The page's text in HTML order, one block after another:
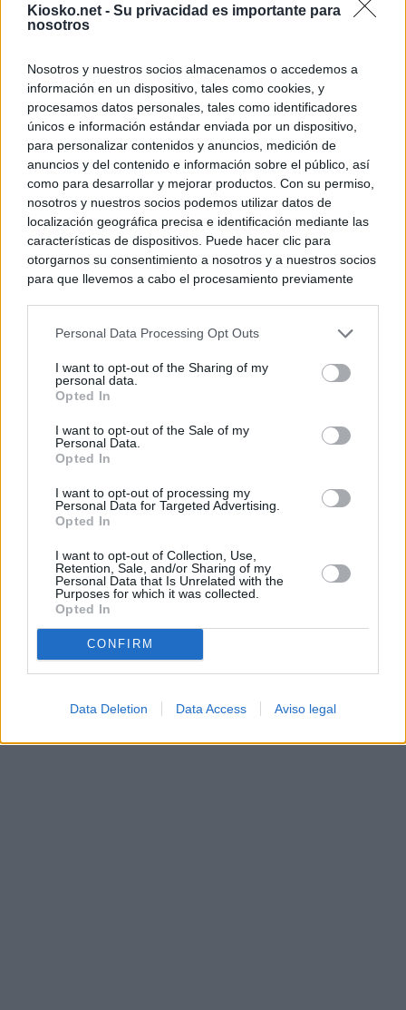
Kiosko.net - Su privacidad es importante para
nosotros
Nosotros y nuestros socios almacenamos o accedemos a
información en un dispositivo, tales como cookies, y
procesamos datos personales, tales como identificadores
únicos e información estándar enviada por un dispositivo,
para personalizar contenidos y anuncios, medición de
anuncios y del contenido e información sobre el público, así
como para desarrollar y mejorar productos. Con su permiso,
nosotros y nuestros socios podemos utilizar datos de
localización geográfica precisa e identificación mediante las
características de dispositivos. Puede hacer clic para
otorgarnos su consentimiento a nosotros y a nuestros socios
para que llevemos a cabo el procesamiento previamente
negar su consentimiento. Tenga en cuenta que algún
de su consentimiento, pero usted tiene el derecho de
rechazar tal procesamiento. Sus preferencias se aplicarán
cualquier momento entrando de nuevo en este sitio web o
visitando nuestra política de privacidad.
Personal Data Processing Opt Outs
I want to opt-out of the Sharing of my
personal data.
Opted In
I want to opt-out of the Sale of my
Personal Data.
Opted In
I want to opt-out of processing my
Personal Data for Targeted Advertising.
Opted In
I want to opt-out of Collection, Use,
Retention, Sale, and/or Sharing of my
Personal Data that Is Unrelated with the
Purposes for which it was collected.
Opted In
CONFIRM
Data Deletion Data Access Aviso legal